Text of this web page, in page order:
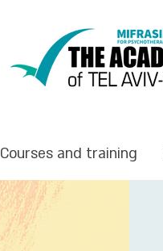
Courses and training